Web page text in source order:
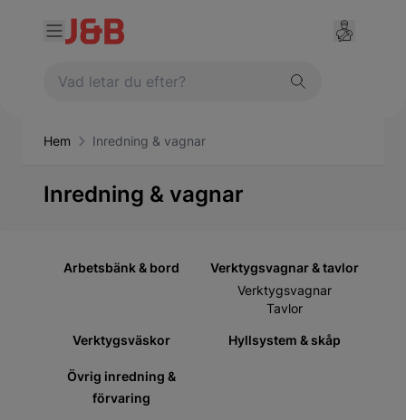
Hem Inredning & vagnar
Inredning & vagnar
Arbetsbänk & bord
Verktygsvagnar & tavlor
Verktygsvagnar
Tavlor
Verktygsväskor Hyllsystem & skåp
Övrig inredning &
förvaring